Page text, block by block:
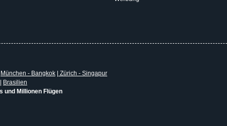
München - Bangkok | Zürich - Singapur
| Brasilien
und Millionen Flügen